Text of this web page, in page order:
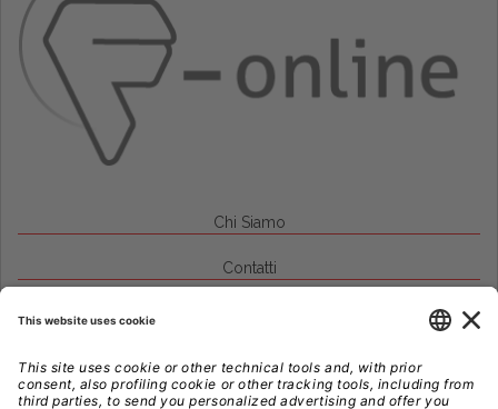
Chi Siamo
Contatti
Note Legali
Privacy